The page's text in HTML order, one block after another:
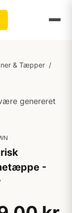
& Tæpper /
genereret
-